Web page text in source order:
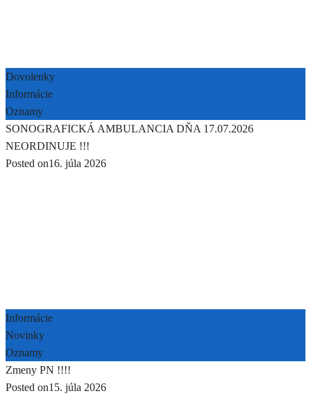
Dovolenky
Informácie
Oznamy
SONOGRAFICKÁ AMBULANCIA DŇA 17.07.2026
NEORDINUJE !!!
Posted on16. júla 2026
Informácie
Novinky
Oznamy
Zmeny PN !!!!
Posted on15. júla 2026